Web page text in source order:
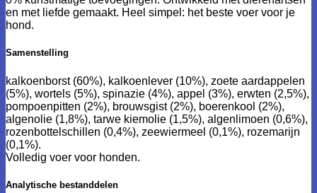
en met liefde gemaakt. Heel simpel: het beste voer voor je
hond.
Samenstelling
kalkoenborst (60%), kalkoenlever (10%), zoete aardappelen
(5%), wortels (5%), spinazie (4%), appel (3%), erwten (2,5%),
pompoenpitten (2%), brouwsgist (2%), boerenkool (2%),
algenolie (1,8%), tarwe kiemolie (1,5%), algenlimoen (0,6%),
rozenbottelschillen (0,4%), zeewiermeel (0,1%), rozemarijn
(0,1%).
Volledig voer voor honden.
Analytische bestanddelen